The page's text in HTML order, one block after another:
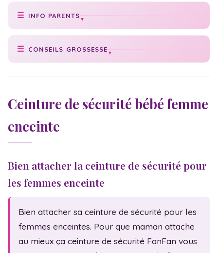
INFO PARENTS
Prise de poids idéale
Poids de bébé
Numéros utiles
Acte de naissance
Fête des pères
CONSEILS GROSSESSE
Date accouchement
Vaccination bébé
Baby blues
Dépression post-natale
Ceinture de sécurité bébé femme
enceinte
Bien attacher la ceinture de sécurité pour
les femmes enceinte
Bien attacher sa ceinture de sécurité pour les
femmes enceintes. Pour que maman attache
au mieux ça ceinture de sécurité FanFan vous